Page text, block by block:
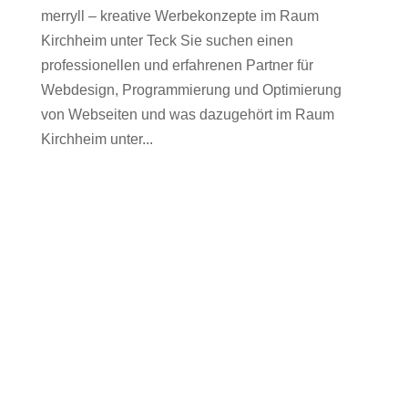
merryll – kreative Werbekonzepte im Raum
Kirchheim unter Teck Sie suchen einen
professionellen und erfahrenen Partner für
Webdesign, Programmierung und Optimierung
von Webseiten und was dazugehört im Raum
Kirchheim unter...